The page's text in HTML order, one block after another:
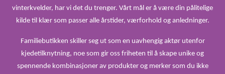
vinterkvelder, har vi det du trenger. Vårt mål er å være din pålitelige
kilde til klær som passer alle årstider, værforhold og anledninger.
Familiebutikken skiller seg ut som en uavhengig aktør utenfor
kjedetilknytning, noe som gir oss friheten til å skape unike og
spennende kombinasjoner av produkter og merker som du ikke